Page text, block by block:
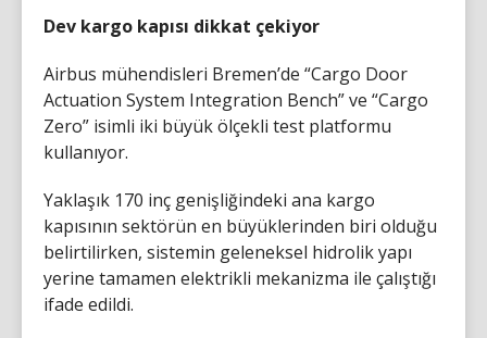
Dev kargo kapısı dikkat çekiyor
Airbus mühendisleri Bremen’de “Cargo Door
Actuation System Integration Bench” ve “Cargo
Zero” isimli iki büyük ölçekli test platformu
kullanıyor.
Yaklaşık 170 inç genişliğindeki ana kargo
kapısının sektörün en büyüklerinden biri olduğu
belirtilirken, sistemin geleneksel hidrolik yapı
yerine tamamen elektrikli mekanizma ile çalıştığı
ifade edildi.